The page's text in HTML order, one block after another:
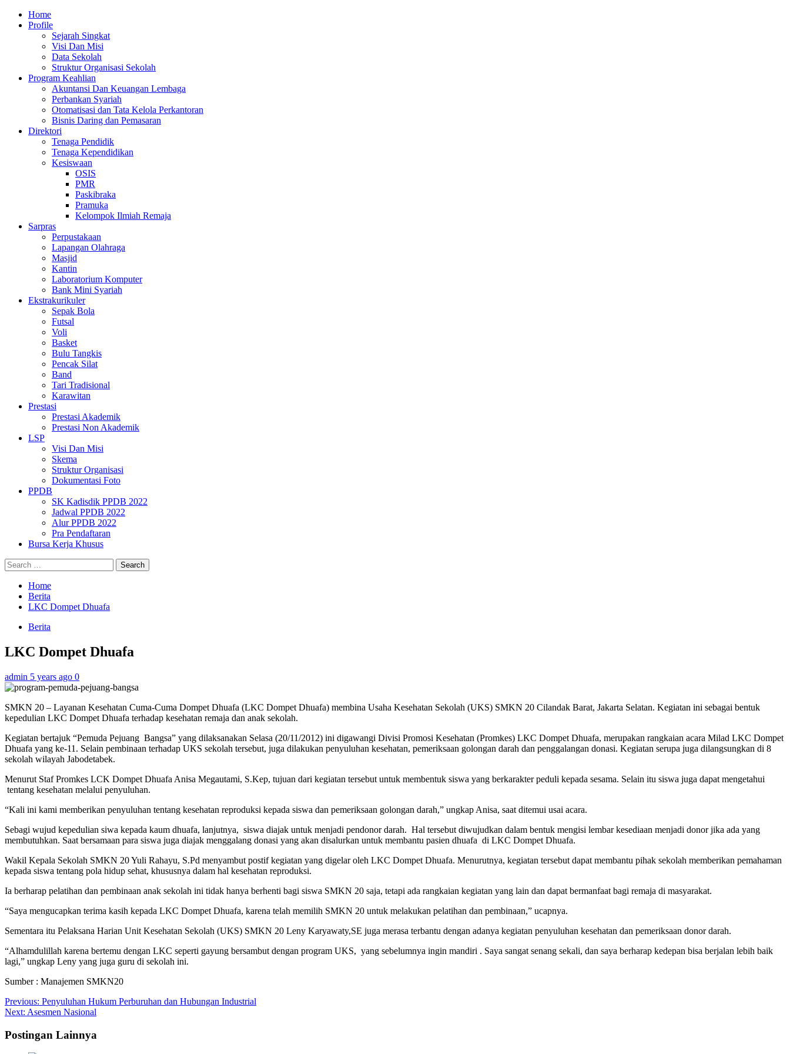
Skip
Primary
Menu
Home
Profile
Sejarah Singkat
Visi Dan Misi
Data Sekolah
Struktur Organisasi Sekolah
Program Keahlian
Akuntansi Dan Keuangan Lembaga
Perbankan Syariah
Otomatisasi dan Tata Kelola Perkantoran
Bisnis Daring dan Pemasaran
Direktori
Tenaga Pendidik
Tenaga Kependidikan
Kesiswaan
OSIS
PMR
Paskibraka
Pramuka
Kelompok Ilmiah Remaja
Sarpras
Perpustakaan
Lapangan Olahraga
Masjid
Kantin
Laboratorium Komputer
Bank Mini Syariah
Ekstrakurikuler
Sepak Bola
Futsal
Voli
Basket
Bulu Tangkis
Pencak Silat
Band
Tari Tradisional
Karawitan
Prestasi
Prestasi Akademik
Prestasi Non Akademik
LSP
Visi Dan Misi
Skema
Struktur Organisasi
Dokumentasi Foto
PPDB
SK Kadisdik PPDB 2022
Jadwal PPDB 2022
Alur PPDB 2022
Pra Pendaftaran
Bursa Kerja Khusus
Search
for:
Home
Berita
LKC Dompet Dhuafa
Berita
LKC Dompet Dhuafa
admin 5 years ago 0
SMKN 20 – Layanan Kesehatan Cuma-Cuma Dompet Dhuafa (LKC Dompet Dhuafa) membina Usaha Kesehatan Sekolah (UKS) SMKN 20 Cilandak Barat, Jakarta Selatan. Kegiatan ini sebagai bentuk
kepedulian LKC Dompet Dhuafa terhadap kesehatan remaja dan anak sekolah.
Kegiatan bertajuk “Pemuda Pejuang Bangsa” yang dilaksanakan Selasa (20/11/2012) ini digawangi Divisi Promosi Kesehatan (Promkes) LKC Dompet Dhuafa, merupakan rangkaian acara Milad LKC Dompet
Dhuafa yang ke-11. Selain pembinaan terhadap UKS sekolah tersebut, juga dilakukan penyuluhan kesehatan, pemeriksaan golongan darah dan penggalangan donasi. Kegiatan serupa juga dilangsungkan di 8
sekolah wilayah Jabodetabek.
Menurut Staf Promkes LCK Dompet Dhuafa Anisa Megautami, S.Kep, tujuan dari kegiatan tersebut untuk membentuk siswa yang berkarakter peduli kepada sesama. Selain itu siswa juga dapat mengetahui
tentang kesehatan melalui penyuluhan.
“Kali ini kami memberikan penyuluhan tentang kesehatan reproduksi kepada siswa dan pemeriksaan golongan darah,” ungkap Anisa, saat ditemui usai acara.
Sebagi wujud kepedulian siwa kepada kaum dhuafa, lanjutnya, siswa diajak untuk menjadi pendonor darah. Hal tersebut diwujudkan dalam bentuk mengisi lembar kesediaan menjadi donor jika ada yang
membutuhkan. Saat bersamaan para siswa juga diajak menggalang donasi yang akan disalurkan untuk membantu pasien dhuafa di LKC Dompet Dhuafa.
Wakil Kepala Sekolah SMKN 20 Yuli Rahayu, S.Pd menyambut postif kegiatan yang digelar oleh LKC Dompet Dhuafa. Menurutnya, kegiatan tersebut dapat membantu pihak sekolah memberikan pemahaman
kepada siswa tentang pola hidup sehat, khususnya dalam hal kesehatan reproduksi.
Ia berharap pelatihan dan pembinaan anak sekolah ini tidak hanya berhenti bagi siswa SMKN 20 saja, tetapi ada rangkaian kegiatan yang lain dan dapat bermanfaat bagi remaja di masyarakat.
“Saya mengucapkan terima kasih kepada LKC Dompet Dhuafa, karena telah memilih SMKN 20 untuk melakukan pelatihan dan pembinaan,” ucapnya.
Sementara itu Pelaksana Harian Unit Kesehatan Sekolah (UKS) SMKN 20 Leny Karyawaty,SE juga merasa terbantu dengan adanya kegiatan penyuluhan kesehatan dan pemeriksaan donor darah.
“Alhamdulillah karena bertemu dengan LKC seperti gayung bersambut dengan program UKS, yang sebelumnya ingin mandiri . Saya sangat senang sekali, dan saya berharap kedepan bisa berjalan lebih baik
lagi,” ungkap Leny yang juga guru di sekolah ini.
Sumber : Manajemen SMKN20
Post
navigation
Previous: Penyuluhan Hukum Perburuhan dan Hubungan Industrial
Next: Asesmen Nasional
Postingan Lainnya